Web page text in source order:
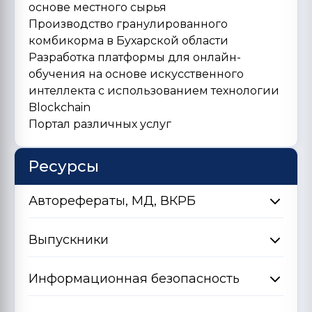
основе местного сырья
Производство гранулированного
комбикорма в Бухарской области
Разработка платформы для онлайн-
обучения на основе искусственного
интеллекта с использованием технологии
Blockchain
Портал различных услуг
Ресурсы
Авторефераты, МД, ВКРБ
Выпускники
Информационная безопасность